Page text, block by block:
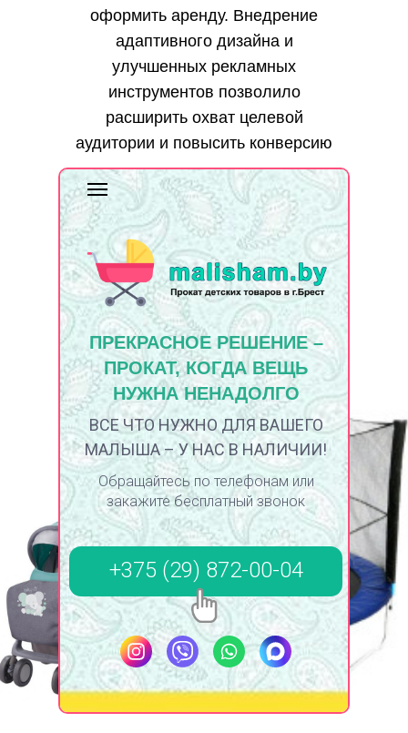
оформить аренду. Внедрение
адаптивного дизайна и
улучшенных рекламных
инструментов позволило
расширить охват целевой
аудитории и повысить конверсию